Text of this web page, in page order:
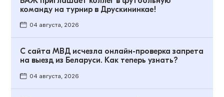
команду на турнир в Друскининкае!
04 августа, 2026
С сайта МВД исчезла онлайн-проверка запрета
на выезд из Беларуси. Как теперь узнать?
04 августа, 2026